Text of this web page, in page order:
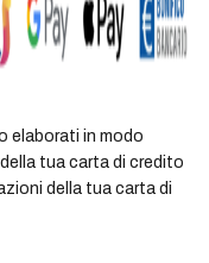
elaborati in modo
tua carta di credito
della tua carta di